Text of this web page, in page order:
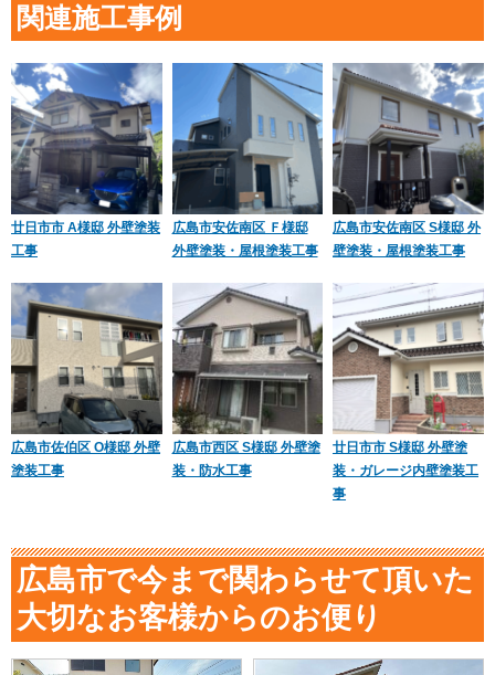
関連施工事例
廿日市市 A様邸 外壁塗装
工事
広島市安佐南区 Ｆ様邸
外壁塗装・屋根塗装工事
広島市安佐南区 S様邸 外
壁塗装・屋根塗装工事
広島市佐伯区 O様邸 外壁
塗装工事
広島市西区 S様邸 外壁塗
装・防水工事
廿日市市 S様邸 外壁塗
装・ガレージ内壁塗装工
事
広島市で今まで関わらせて頂いた
大切なお客様からのお便り